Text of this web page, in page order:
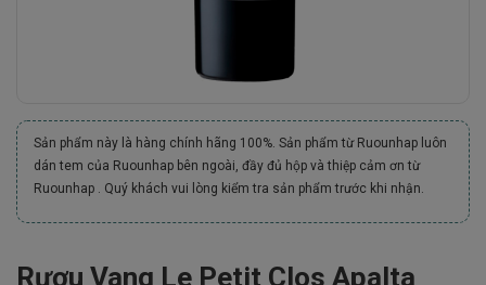
Sản phẩm này là hàng chính hãng 100%. Sản phẩm từ Ruounhap luôn
dán tem của Ruounhap bên ngoài, đầy đủ hộp và thiệp cảm ơn từ
Ruounhap . Quý khách vui lòng kiểm tra sản phẩm trước khi nhận.
Rượu Vang Le Petit Clos Apalta